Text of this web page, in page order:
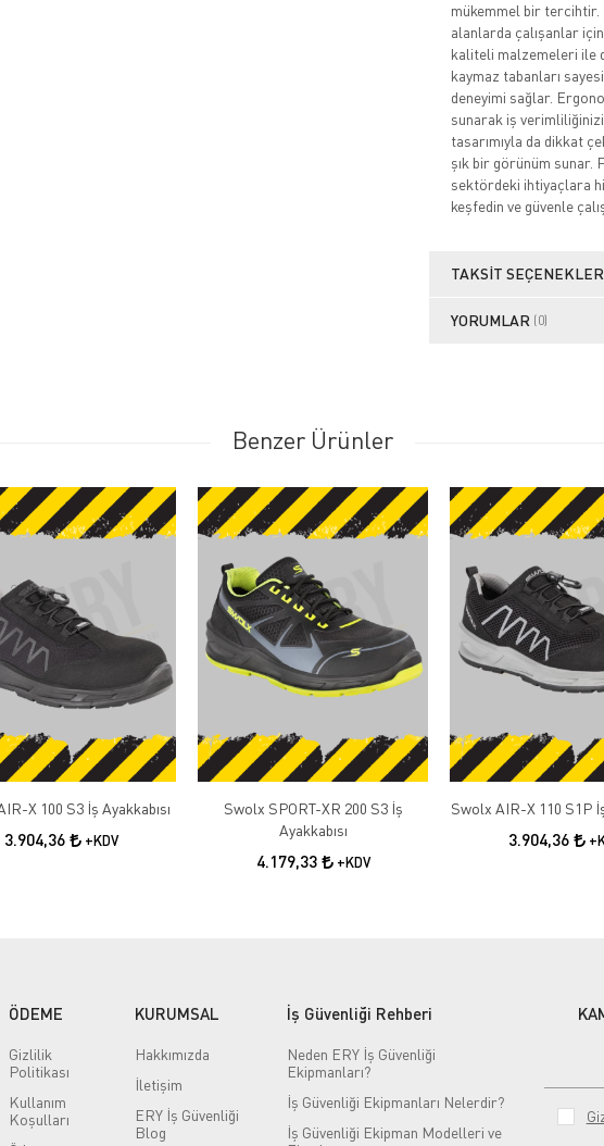
mükemmel bir tercihtir.
alanlarda çalışanlar
kaliteli malzemeleri ile
kaymaz tabanları
deneyimi sağlar.
sunarak iş verimliliğinizi
tasarımıyla da dikkat
şık bir görünüm sunar.
sektördeki ihtiyaçlara
keşfedin ve güvenle
TAKSIT
YORUMLAR (0)
Benzer Ürünler
X 100 S3 İş Ayakkabısı
3.904,36 +KDV
Swolx SPORT-XR 200 S3 İş
Ayakkabısı
4.179,33 +KDV
Swolx AIR-X 110 S1P
3.904,36
ÖDEME
Gizlilik
Politikası
Kullanım
Koşulları
KURUMSAL
Hakkımızda
İletişim
ERY İş Güvenliği
Blog
İş Güvenliği Rehberi
Neden ERY İş Güvenliği
Ekipmanları?
İş Güvenliği Ekipmanları Nelerdir?
İş Güvenliği Ekipman Modelleri ve